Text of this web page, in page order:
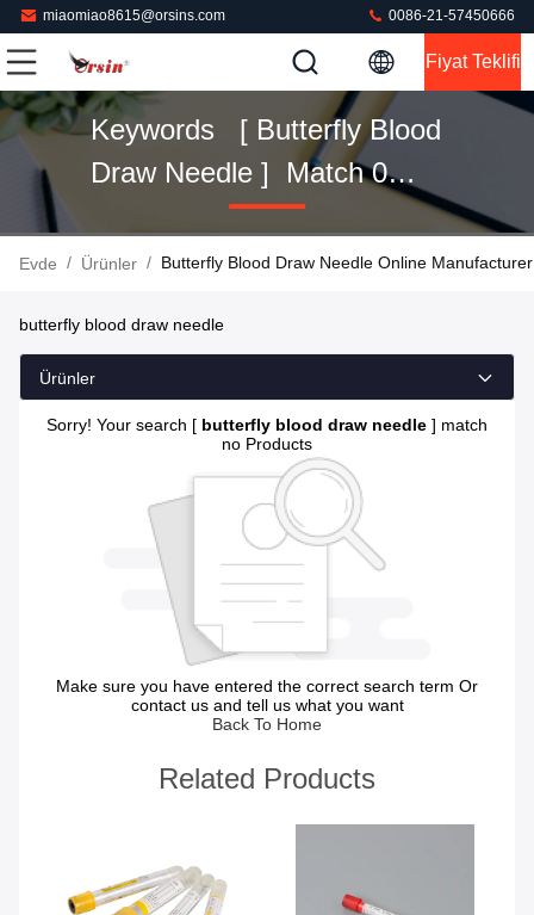
miaomiao8615@orsins.com 0086-21-57450666
Fiyat Teklifi
Keywords [ Butterfly Blood
Draw Needle ] Match 0
Evde / Ürünler / Butterfly Blood Draw Needle Online Manufacturer
butterfly blood draw needle
Ürünler
Sorry! Your search [ butterfly blood draw needle ] match
no Products
Make sure you have entered the correct search term Or
contact us and tell us what you want
Back To Home
Related Products